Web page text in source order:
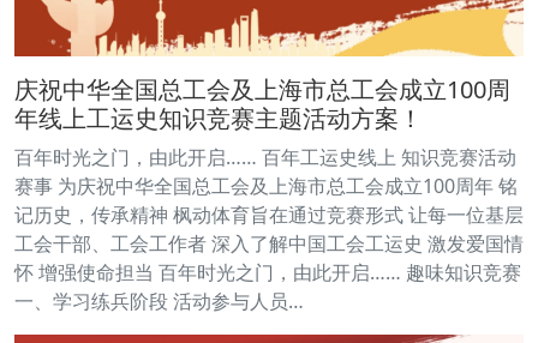
庆祝中华全国总工会及上海市总工会成立100周
年线上工运史知识竞赛主题活动方案！
百年时光之门，由此开启…… 百年工运史线上 知识竞赛活动
赛事 为庆祝中华全国总工会及上海市总工会成立100周年 铭
记历史，传承精神 枫动体育旨在通过竞赛形式 让每一位基层
工会干部、工会工作者 深入了解中国工会工运史 激发爱国情
怀 增强使命担当 百年时光之门，由此开启…… 趣味知识竞赛
一、学习练兵阶段 活动参与人员…